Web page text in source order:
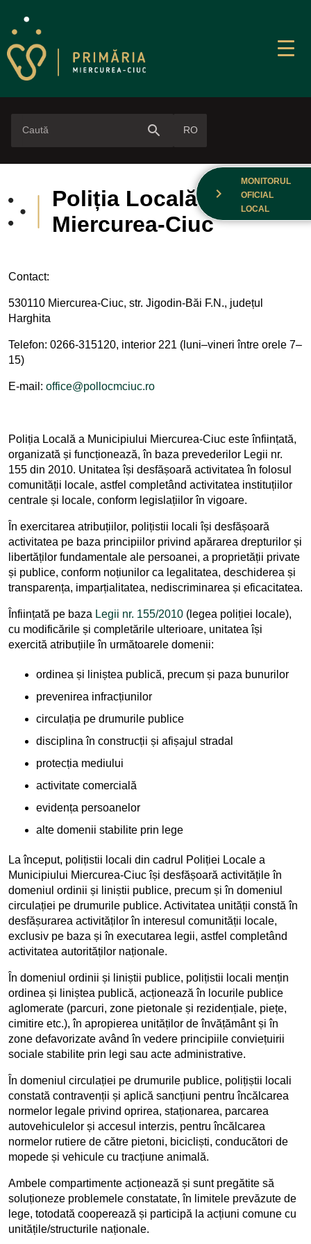
search RO
chevron_right
MONITORUL
OFICIAL
LOCAL
Poliția Locală
Miercurea-Ciuc
Contact:
530110 Miercurea-Ciuc, str. Jigodin-Băi F.N., județul
Harghita
Telefon: 0266-315120, interior 221 (luni–vineri între orele 7–
15)
E-mail: office@pollocmciuc.ro
Poliția Locală a Municipiului Miercurea-Ciuc este înființată,
organizată și funcționează, în baza prevederilor Legii nr.
155 din 2010. Unitatea își desfășoară activitatea în folosul
comunității locale, astfel completând activitatea instituțiilor
centrale și locale, conform legislațiilor în vigoare.
În exercitarea atribuțiilor, polițistii locali își desfășoară
activitatea pe baza principiilor privind apărarea drepturilor și
libertăților fundamentale ale persoanei, a proprietății private
și publice, conform noțiunilor ca legalitatea, deschiderea și
transparența, imparțialitatea, nediscriminarea și eficacitatea.
Înființată pe baza Legii nr. 155/2010 (legea poliției locale),
cu modificările și completările ulterioare, unitatea își
exercită atribuțiile în următoarele domenii:
ordinea și liniștea publică, precum și paza bunurilor
prevenirea infracțiunilor
circulația pe drumurile publice
disciplina în construcții și afișajul stradal
protecția mediului
activitate comercială
evidența persoanelor
alte domenii stabilite prin lege
La început, polițistii locali din cadrul Poliției Locale a
Municipiului Miercurea-Ciuc își desfășoară activitățile în
domeniul ordinii și liniștii publice, precum și în domeniul
circulației pe drumurile publice. Activitatea unității constă în
desfășurarea activităților în interesul comunității locale,
exclusiv pe baza și în executarea legii, astfel completând
activitatea autorităților naționale.
În domeniul ordinii și liniștii publice, polițistii locali mențin
ordinea și liniștea publică, acționează în locurile publice
aglomerate (parcuri, zone pietonale și rezidențiale, piețe,
cimitire etc.), în apropierea unităților de învățământ și în
zone defavorizate având în vedere principiile conviețuirii
sociale stabilite prin legi sau acte administrative.
În domeniul circulației pe drumurile publice, polițiștii locali
constată contravenții și aplică sancțiuni pentru încălcarea
normelor legale privind oprirea, staționarea, parcarea
autovehiculelor și accesul interzis, pentru încălcarea
normelor rutiere de către pietoni, bicicliști, conducători de
mopede și vehicule cu tracțiune animală.
Ambele compartimente acționează și sunt pregătite să
soluționeze problemele constatate, în limitele prevăzute de
lege, totodată cooperează și participă la acțiuni comune cu
unitățile/structurile naționale.